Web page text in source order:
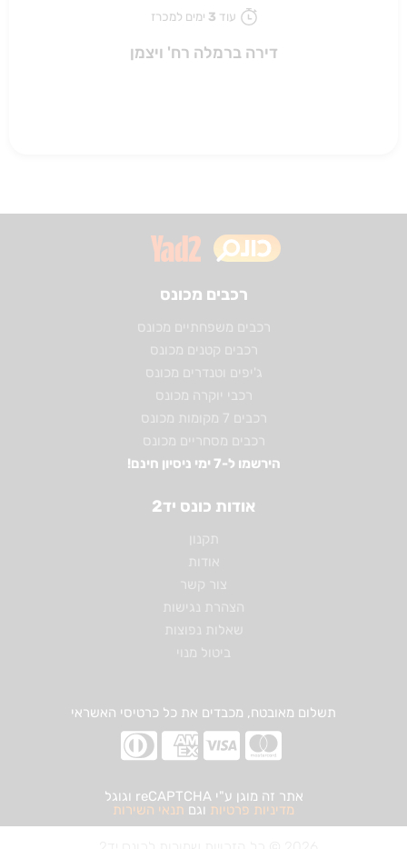
עוד 3 ימים למכרז
דירה ברמלה רח' ויצמן
רכבים מכונס
רכבים משפחתיים מכונס
רכבים קטנים מכונס
ג'יפים וטנדרים מכונס
רכבי יוקרה מכונס
רכבים 7 מקומות מכונס
רכבים מסחריים מכונס
הירשמו ל-7 ימי ניסיון חינם!
אודות כונס יד2
תקנון
אודות
צור קשר
הצהרת נגישות
שאלות נפוצות
ביטול מנוי
תשלום מאובטח, מכבדים את כל כרטיסי האשראי
אתר זה מוגן ע"י reCAPTCHA וגוגל
מדיניות פרטיות וגם תנאי השירות